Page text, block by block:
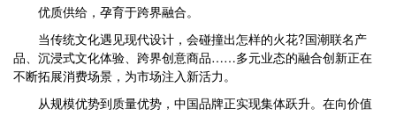
优质供给，孕育于跨界融合。
当传统文化遇见现代设计，会碰撞出怎样的火花?国潮联名产
品、沉浸式文化体验、跨界创意商品……多元业态的融合创新正在
不断拓展消费场景，为市场注入新活力。
从规模优势到质量优势，中国品牌正实现集体跃升。在向价值